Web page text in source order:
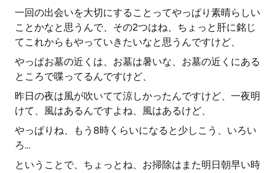
一回の出会いを大切にすることってやっぱり素晴らしい
ことかなと思うんで、その2つはね、ちょっと肝に銘じ
てこれからもやっていきたいなと思うんですけど、
やっぱお墓の近くは、お墓は暑いな、お墓の近くにある
ところで喋ってるんですけど、
昨日の夜は風が吹いてて涼しかったんですけど、一夜明
けて、風はあるんですよね、風はあるけど、
やっぱりね、もう8時くらいになると少しこう、いろい
ろ…
ということで、ちょっとね、お掃除はまた明日朝早い時